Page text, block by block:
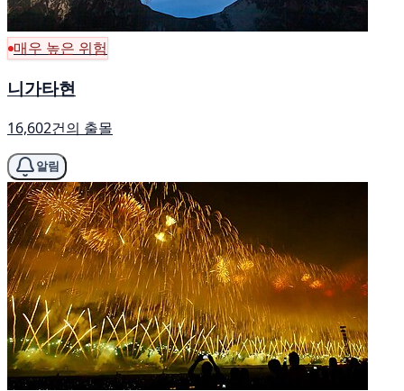
매우 높은 위험
니가타현
16,602건의 출몰
알림